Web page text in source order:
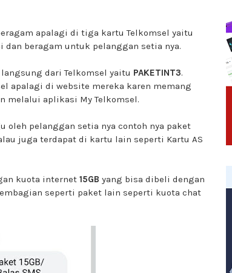
apalagi di tiga kartu Telkomsel yaitu
dan beragam untuk pelanggan setia nya.
dari Telkomsel yaitu PAKETINT3.
apalagi di website mereka karen memang
melalui aplikasi My Telkomsel.
pelanggan setia nya contoh nya paket
juga terdapat di kartu lain seperti Kartu AS
kuota internet 15GB yang bisa dibeli dengan
seperti paket lain seperti kuota chat